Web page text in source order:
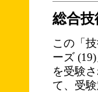
総合
この「
ーズ
を受験
て、受